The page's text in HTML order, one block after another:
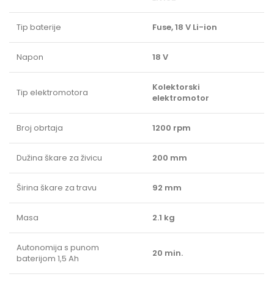
Tip baterije Fuse, 18 V Li-ion
Napon 18 V
Tip elektromotora
Kolektorski
elektromotor
Broj obrtaja 1200 rpm
Dužina škare za živicu 200 mm
Širina škare za travu 92 mm
Masa 2.1 kg
Autonomija s punom
baterijom 1,5 Ah
20 min.